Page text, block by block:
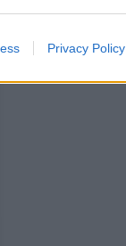
Privacy Policy